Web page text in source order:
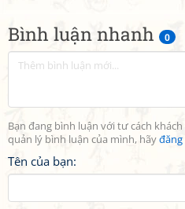
Bình luận nhanh 0
Bạn đang bình luận với tư cách
quản lý bình luận của mình, hãyđăng
Tên của bạn: